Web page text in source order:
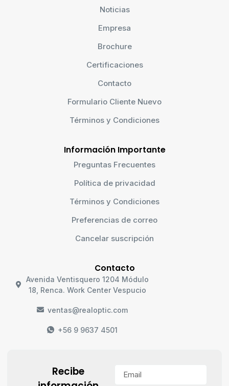
Noticias
Empresa
Brochure
Certificaciones
Contacto
Formulario Cliente Nuevo
Términos y Condiciones
Información Importante
Preguntas Frecuentes
Política de privacidad
Términos y Condiciones
Preferencias de correo
Cancelar suscripción
Contacto
Avenida Ventisquero 1204 Módulo
18, Renca. Work Center Vespucio
ventas@realoptic.com
+56 9 9637 4501
Recibe